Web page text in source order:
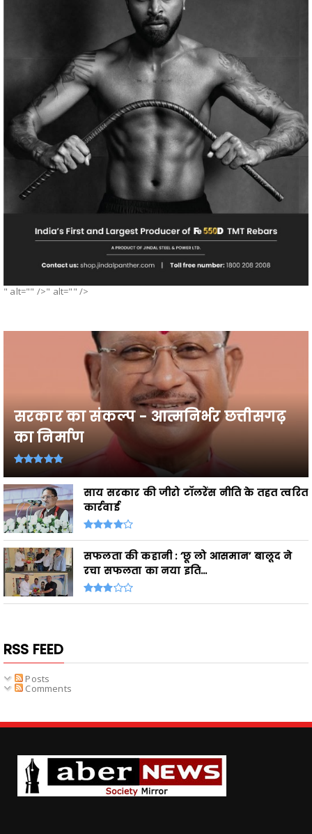
" alt="" />" alt="" />
सरकार का संकल्प - आत्मनिर्भर छत्तीसगढ़
का निर्माण
साय सरकार की जीरो टॉलरेंस नीति के तहत त्वरित
कार्रवाई
सफलता की कहानी : ‘छू लो आसमान’ बालूद ने
रचा सफलता का नया इति...
RSS FEED
Posts
Comments